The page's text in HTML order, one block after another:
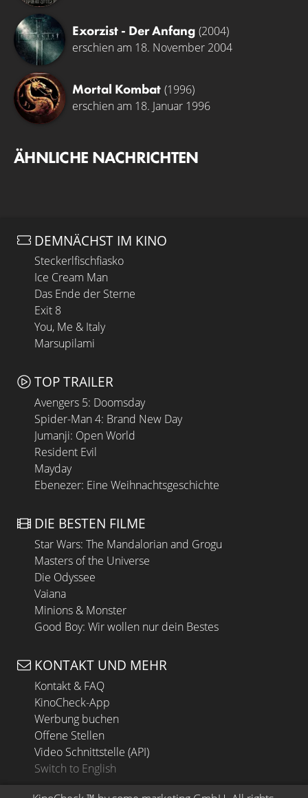
Exorzist - Der Anfang (2004)
erschien am 18. November 2004
Mortal Kombat (1996)
erschien am 18. Januar 1996
ÄHNLICHE NACHRICHTEN
DEMNÄCHST IM KINO
Steckerlfischfiasko
Ice Cream Man
Das Ende der Sterne
Exit 8
You, Me & Italy
Marsupilami
TOP TRAILER
Avengers 5: Doomsday
Spider-Man 4: Brand New Day
Jumanji: Open World
Resident Evil
Mayday
Ebenezer: Eine Weihnachtsgeschichte
DIE BESTEN FILME
Star Wars: The Mandalorian and Grogu
Masters of the Universe
Die Odyssee
Vaiana
Minions & Monster
Good Boy: Wir wollen nur dein Bestes
KONTAKT UND MEHR
Kontakt & FAQ
KinoCheck-App
Werbung buchen
Offene Stellen
Video Schnittstelle (API)
Switch to English